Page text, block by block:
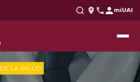
miUAI
LA SALUD